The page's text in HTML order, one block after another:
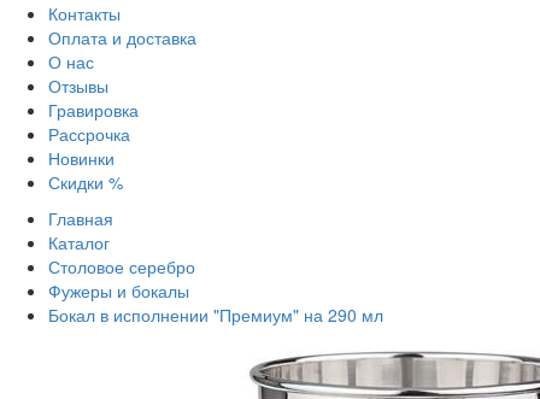
Контакты
Оплата и доставка
О нас
Отзывы
Гравировка
Рассрочка
Новинки
Скидки %
Главная
Каталог
Столовое серебро
Фужеры и бокалы
Бокал в исполнении "Премиум" на 290 мл